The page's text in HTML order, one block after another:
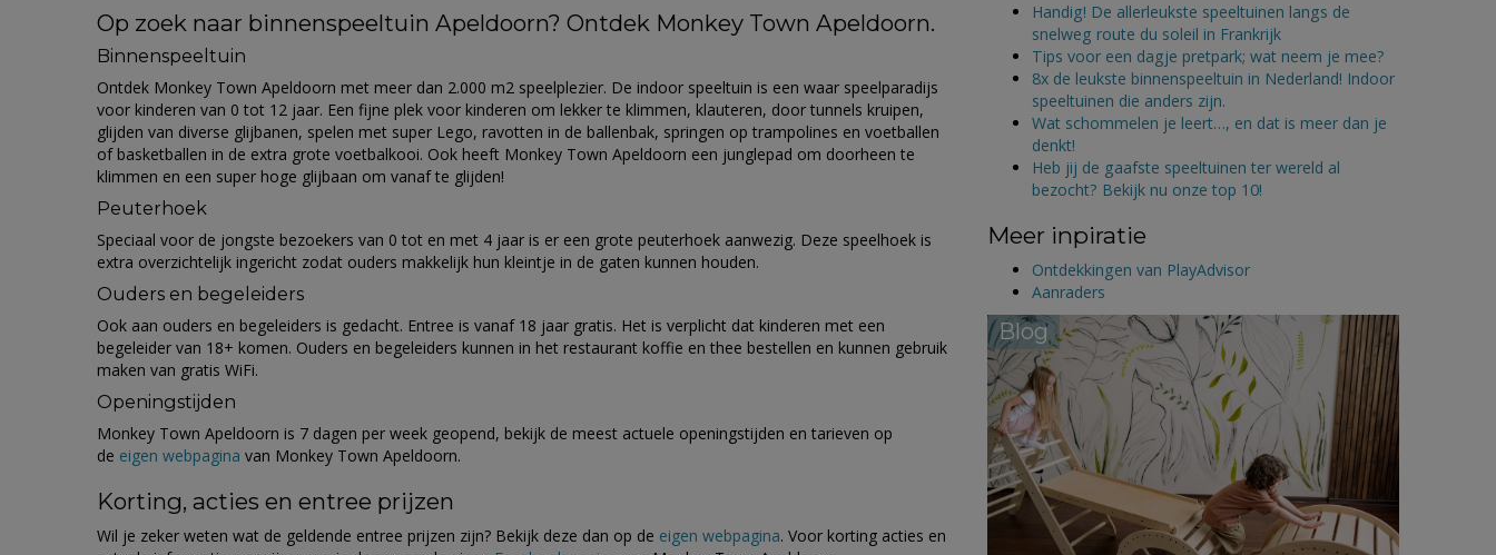
Op zoek naar binnenspeeltuin Apeldoorn? Ontdek Monkey Town Apeldoorn.
Binnenspeeltuin
Ontdek Monkey Town Apeldoorn met meer dan 2.000 m2 speelplezier. De indoor speeltuin is een waar speelparadijs
voor kinderen van 0 tot 12 jaar. Een fijne plek voor kinderen om lekker te klimmen, klauteren, door tunnels kruipen,
glijden van diverse glijbanen, spelen met super Lego, ravotten in de ballenbak, springen op trampolines en voetballen
of basketballen in de extra grote voetbalkooi. Ook heeft Monkey Town Apeldoorn een junglepad om doorheen te
klimmen en een super hoge glijbaan om vanaf te glijden!
Peuterhoek
Speciaal voor de jongste bezoekers van 0 tot en met 4 jaar is er een grote peuterhoek aanwezig. Deze speelhoek is
extra overzichtelijk ingericht zodat ouders makkelijk hun kleintje in de gaten kunnen houden.
Ouders en begeleiders
Ook aan ouders en begeleiders is gedacht. Entree is vanaf 18 jaar gratis. Het is verplicht dat kinderen met een
begeleider van 18+ komen. Ouders en begeleiders kunnen in het restaurant koffie en thee bestellen en kunnen gebruik
maken van gratis WiFi.
Openingstijden
Monkey Town Apeldoorn is 7 dagen per week geopend, bekijk de meest actuele openingstijden en tarieven op
de eigen webpagina van Monkey Town Apeldoorn.
Korting, acties en entree prijzen
Wil je zeker weten wat de geldende entree prijzen zijn? Bekijk deze dan op de eigen webpagina. Voor korting acties en
Handig! De allerleukste speeltuinen langs de
snelweg route du soleil in Frankrijk
Tips voor een dagje pretpark; wat neem je mee?
8x de leukste binnenspeeltuin in Nederland! Indoor
speeltuinen die anders zijn.
Wat schommelen je leert…, en dat is meer dan je
denkt!
Heb jij de gaafste speeltuinen ter wereld al
bezocht? Bekijk nu onze top 10!
Meer inpiratie
Ontdekkingen van PlayAdvisor
Aanraders
Blog